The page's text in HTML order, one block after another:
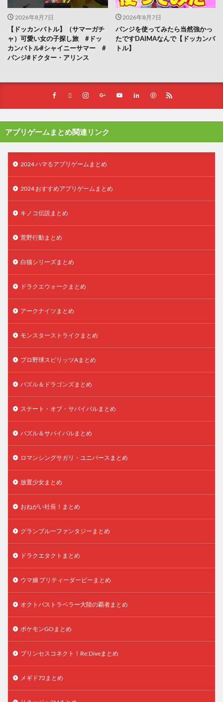
2026年8月7日
【ドッカンバトル】（サマーガチ
ャ）可愛い女の子探し旅 #ドッ
カンバトル#シャイニーサマー #
パンジ#ドクター・アリンス
2026年8月7日
パンジを使ってみたら当然強かっ
たですDAIMAなんで【ドッカンバ
トル】
アプリゲームまとめ関連リンク
2024 ハマるアプリゲームまとめ
2024 おすすめアプリゲームまとめ
キノコ伝説まとめ
荒野行動まとめ
白猫シリーズまとめ
ドラクエウォークまとめ
アークナイツまとめ
モンスターストライクまとめ
プロ野球スピリッツAまとめ
パズル＆ドラゴンズまとめ
ステート・オブ・サバイバルまとめ
パズル＆サバイバルまとめ
ロマンシングサガリ・ユニバースまとめ
放置少女まとめ
おねがい社長！まとめ
グランブルーファンタジーまとめ
ドラクエタクトまとめ
ウマ娘 プリティーダービーまとめ
オクトパストラベラー大陸の覇者まとめ
ポケモンGOまとめ
プリンセスコネクト！Re:Diveまとめ
メギド72まとめ